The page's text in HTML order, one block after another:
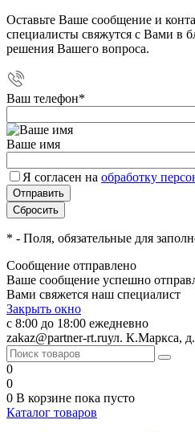
Оставьте Ваше сообщение и
специалисты свяжутся с Вами в
решения Вашего вопроса.
Ваш телефон*
Ваше имя
Я согласен на обработку
* - Поля, обязательные для
Сообщение отправлено
Ваше сообщение успешно
Вами свяжется наш специалист
Закрыть окно
с 8:00 до 18:00 ежедневно
zakaz@partner-rt.ruул. К.Маркса,
0
0
0 В корзине пока пусто
Каталог товаров